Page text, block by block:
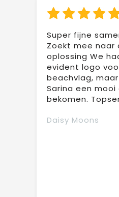
Super fijne
Zoekt mee naar
oplossing We
evident logo
beachvlag,
Sarina een
bekomen.
Daisy Moons